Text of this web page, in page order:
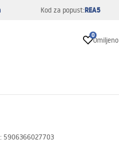
Kod za popust:REA5
0
Omiljeno
: 5906366027703